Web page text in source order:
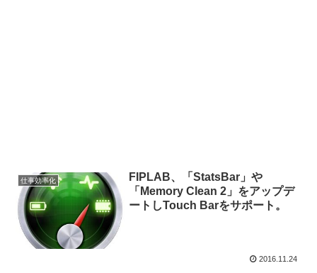
仕事効率化
FIPLAB、「StatsBar」や
「Memory Clean 2」をアップデ
ートしTouch Barをサポート。
2016.11.24